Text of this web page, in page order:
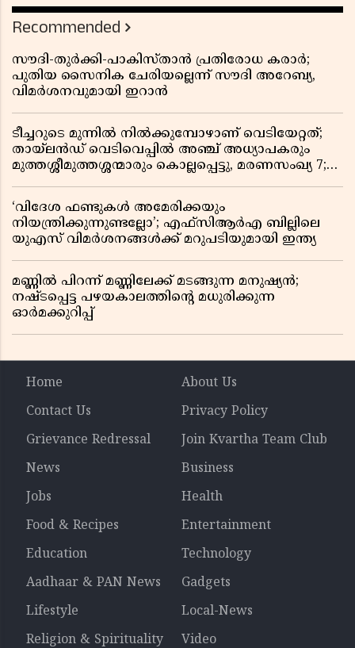
Recommended
സൗദി-തുർക്കി-പാകിസ്താൻ പ്രതിരോധ കരാർ;
പുതിയ സൈനിക ചേരിയല്ലെന്ന് സൗദി അറേബ്യ,
വിമർശനവുമായി ഇറാൻ
ടീച്ചറുടെ മുന്നിൽ നിൽക്കുമ്പോഴാണ് വെടിയേറ്റത്;
തായ്‌ലൻഡ് വെടിവെപ്പിൽ അഞ്ച് അധ്യാപകരും
മുത്തശ്ശീമുത്തശ്ശന്മാരും കൊല്ലപ്പെട്ടു, മരണസംഖ്യ 7;
‘വിദേശ ഫണ്ടുകൾ അമേരിക്കയും
നിയന്ത്രിക്കുന്നുണ്ടല്ലോ’; എഫ്സിആർഎ ബില്ലിലെ
യുഎസ് വിമർശനങ്ങൾക്ക് മറുപടിയുമായി ഇന്ത്യ
മണ്ണിൽ പിറന്ന് മണ്ണിലേക്ക് മടങ്ങുന്ന മനുഷ്യൻ;
നഷ്ടപ്പെട്ട പഴയകാലത്തിൻ്റെ മധുരിക്കുന്ന
ഓർമക്കുറിപ്പ്
Home
About Us
Contact Us
Privacy Policy
Grievance Redressal
Join Kvartha Team Club
News
Business
Jobs
Health
Food & Recipes
Entertainment
Education
Technology
Aadhaar & PAN News
Gadgets
Lifestyle
Local-News
Religion & Spirituality
Video